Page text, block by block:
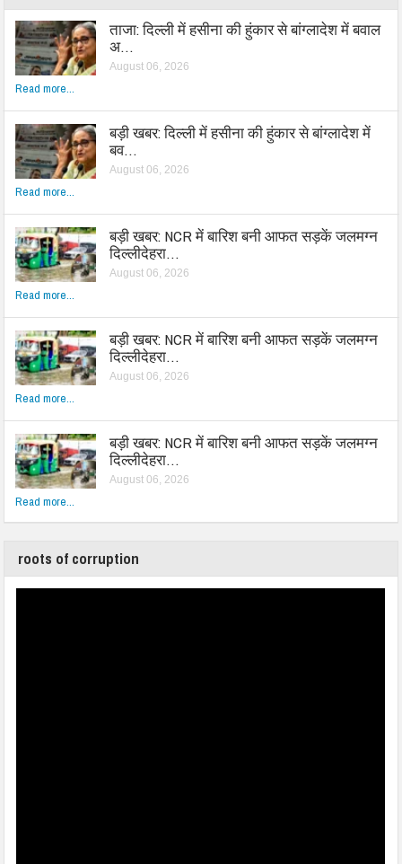
ताजा: दिल्ली में हसीना की हुंकार से बांग्लादेश में बवाल
अ…
August 06, 2026
Read more...
बड़ी खबर: दिल्ली में हसीना की हुंकार से बांग्लादेश में
बव…
August 06, 2026
Read more...
बड़ी खबर: NCR में बारिश बनी आफत सड़कें जलमग्न
दिल्लीदेहरा…
August 06, 2026
Read more...
बड़ी खबर: NCR में बारिश बनी आफत सड़कें जलमग्न
दिल्लीदेहरा…
August 06, 2026
Read more...
बड़ी खबर: NCR में बारिश बनी आफत सड़कें जलमग्न
दिल्लीदेहरा…
August 06, 2026
Read more...
roots of corruption